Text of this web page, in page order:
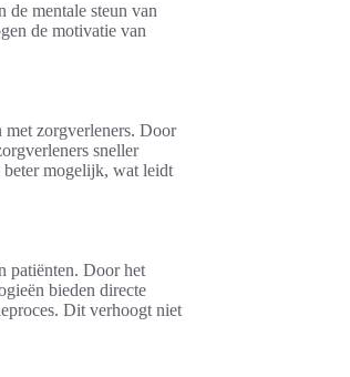
de mentale steun van
de motivatie van
met zorgverleners. Door
sneller
beter mogelijk, wat leidt
patiënten. Door het
bieden directe
Dit verhoogt niet